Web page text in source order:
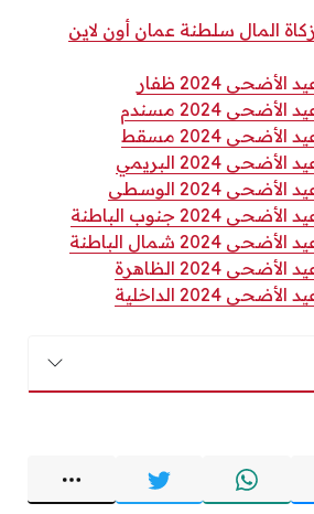
المال سلطنة عمان أون لاين
2024 ظفار
2024 مسندم
2024 مسقط
2024 البريمي
2024 الوسطى
جنوب الباطنة
شمال الباطنة
2024 الظاهرة
2024 الداخلية